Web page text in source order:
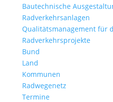
Bautechnische
Radverkehrsanlagen
Qualitätsmanagement für
Radverkehrsprojekte
Bund
Land
Kommunen
Radwegenetz
Termine